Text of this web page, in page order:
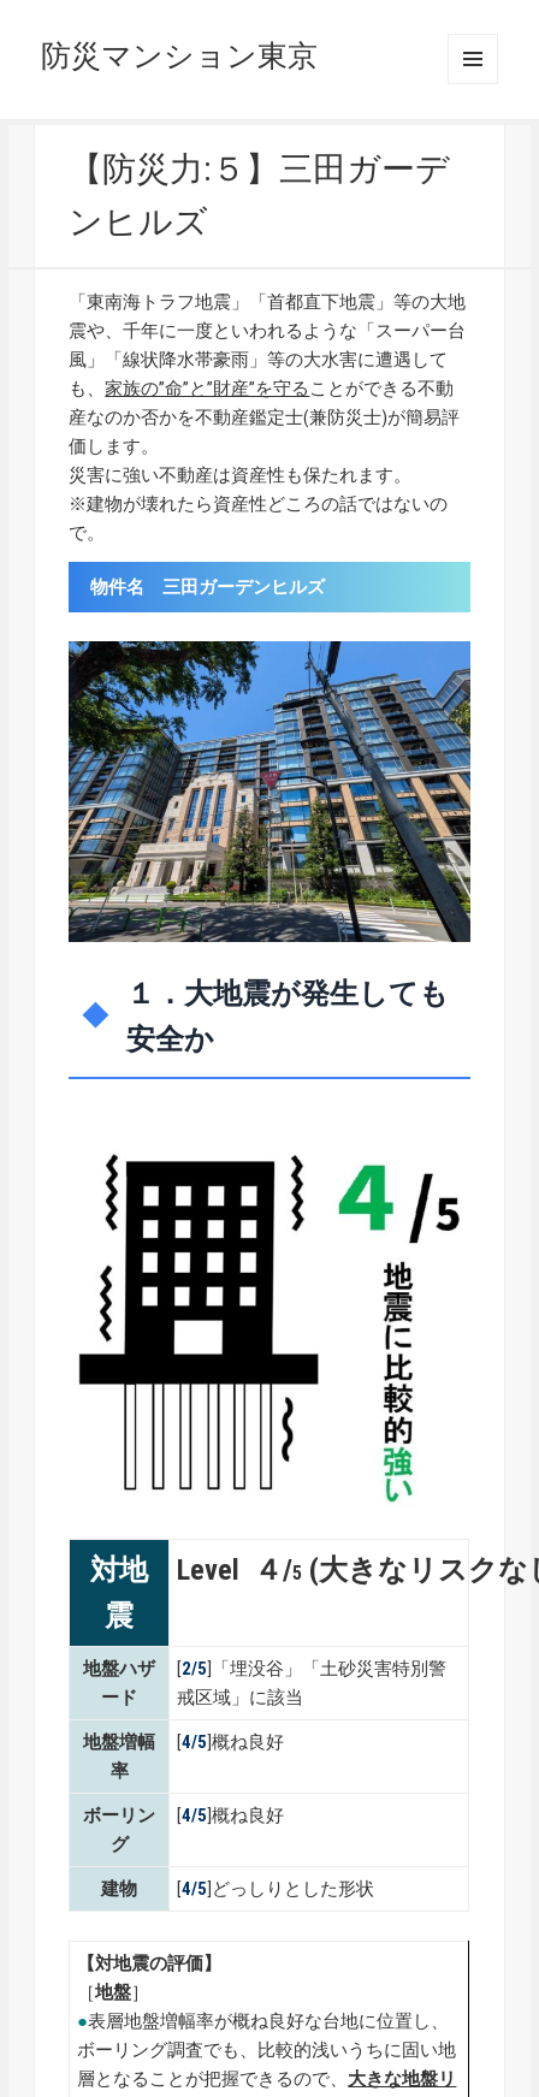
防災マンション東京
【防災力:５】三田ガーデ
ンヒルズ
「東南海トラフ地震」「首都直下地震」等の大地
震や、千年に一度といわれるような「スーパー台
風」「線状降水帯豪雨」等の大水害に遭遇して
も、家族の”命”と”財産”を守る ことができる不動
産なのか否かを不動産鑑定士(兼防災士)が簡易評
価します。
災害に強い不動産は資産性も保たれます。
※建物が壊れたら資産性どころの話ではないの
で。
物件名 三田ガーデンヒルズ
１．大地震が発生しても
安全か
対地
震
Level ４/5 (大きなリスクな
地盤ハザ
ード
[2/5]「埋没谷」「土砂災害特別警
戒区域」に該当
地盤増幅
率
[4/5]概ね良好
ボーリン
グ
[4/5]概ね良好
建物 [4/5]どっしりとした形状
【対地震の評価】
［地盤］
●表層地盤増幅率が概ね良好な台地に位置し、
ボーリング調査でも、比較的浅いうちに固い地
層となることが把握できるので、 大きな地盤リ